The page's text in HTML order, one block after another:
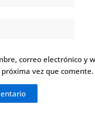
correo electrónico y
vez que comente.